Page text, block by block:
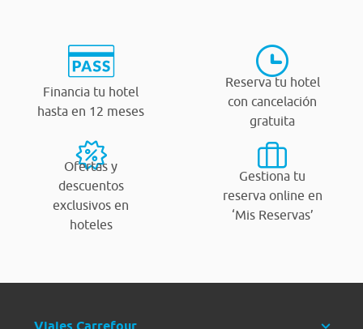
Financia tu hotel
hasta en 12 meses
Reserva tu hotel
con cancelación
gratuita
Ofertas y
descuentos
exclusivos en
hoteles
Gestiona tu
reserva online en
‘Mis Reservas’